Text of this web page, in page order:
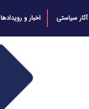
آثار سیاستی اخبار و رویدادها